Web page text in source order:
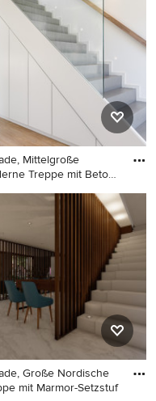
Mittelgroße
Treppe mit Beton-
Mittelgroße
Treppe mit Beton-
in Hamburg
Große Nordische
mit Marmor-Setzstuf